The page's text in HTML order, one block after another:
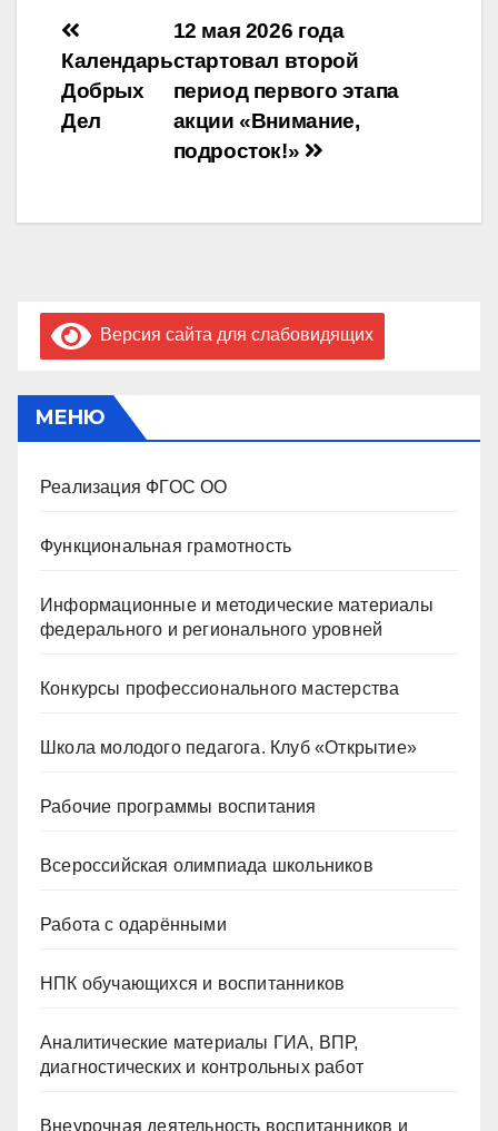
Навигация
по
записям
12 мая 2026 года
стартовал второй
период первого этапа
акции «Внимание,
подросток!»
Календарь
Добрых
Дел
Версия сайта для слабовидящих
МЕНЮ
Реализация ФГОС ОО
Функциональная грамотность
Информационные и методические материалы
федерального и регионального уровней
Конкурсы профессионального мастерства
Школа молодого педагога. Клуб «Открытие»
Рабочие программы воспитания
Всероссийская олимпиада школьников
Работа с одарёнными
НПК обучающихся и воспитанников
Аналитические материалы ГИА, ВПР,
диагностических и контрольных работ
Внеурочная деятельность воспитанников и